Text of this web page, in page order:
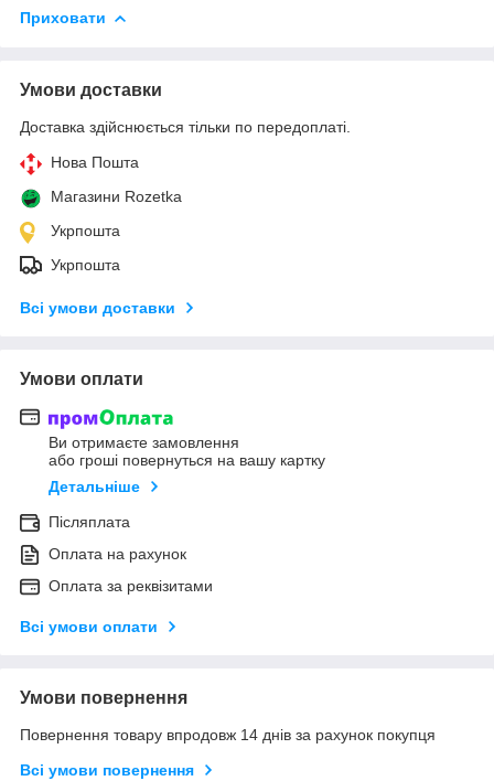
Приховати
Умови доставки
Доставка здійснюється тільки по передоплаті.
Нова Пошта
Магазини Rozetka
Укрпошта
Укрпошта
Всі умови доставки
Умови оплати
Ви отримаєте замовлення
або гроші повернуться на вашу картку
Детальніше
Післяплата
Оплата на рахунок
Оплата за реквізитами
Всі умови оплати
Умови повернення
Повернення товару впродовж 14 днів за рахунок покупця
Всі умови повернення